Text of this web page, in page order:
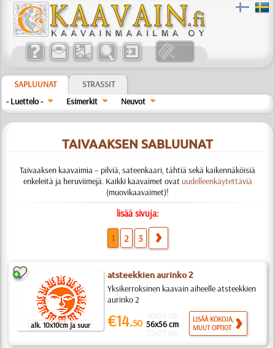
SAPLUUNAT
STRASSIT
- Luettelo -
Esimerkit Neuvot
TAIVAAKSEN SABLUUNAT
Taivaaksen kaavaimia – pilviä, sateenkaari, tähtiä sekä kaikennäköisiä
enkeleitä ja heruviimejä. Kaikki kaavaimet ovat uudelleenkäytettäviä
(muovikaavaimet)!
lisää sivuja:
1 2 3
alk. 10x10cm ja suur
atsteekkien aurinko 2
Yksikerroksinen kaavain aiheelle atsteekkien
aurinko 2
€14.50 56x56 cm
LISÄÄ KOKOJA,
MUUT OPTIOT